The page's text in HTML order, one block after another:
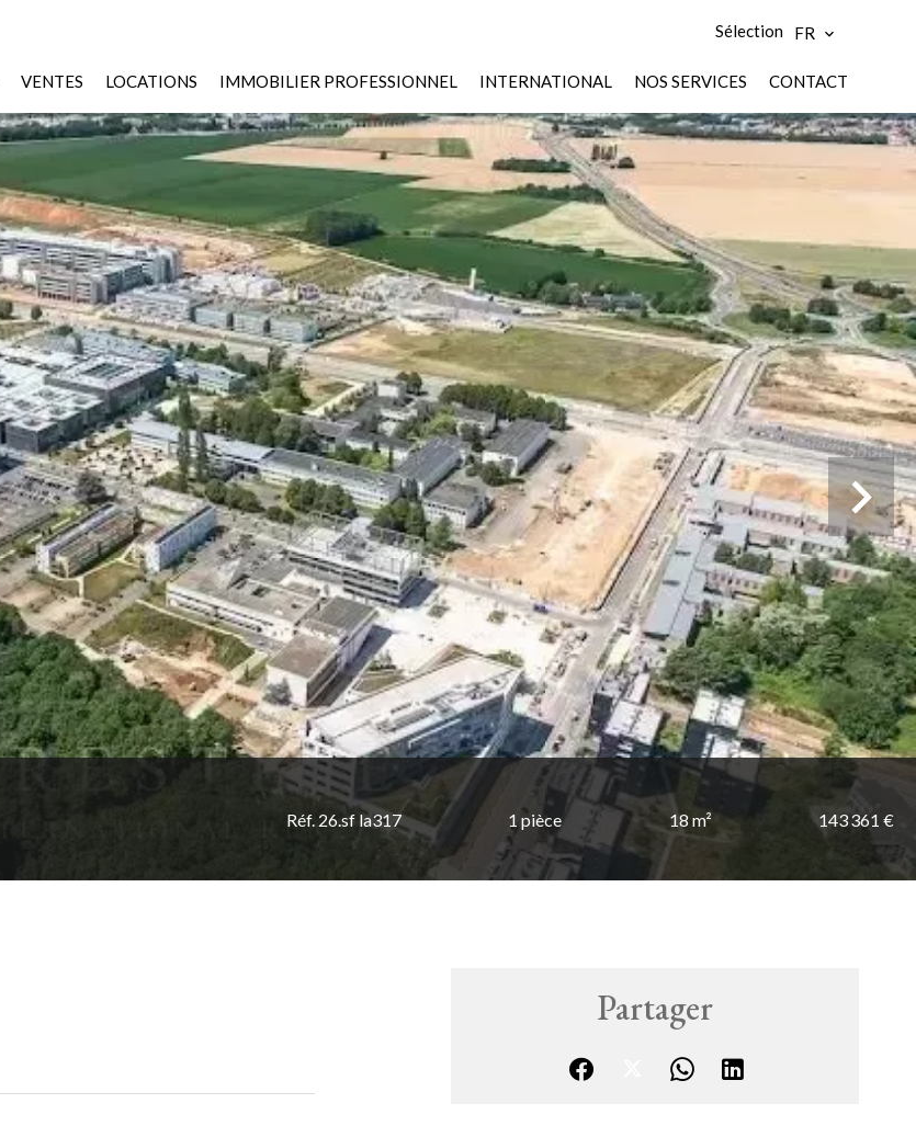
Sélection FR
VENTES LOCATIONS IMMOBILIER PROFESSIONNEL INTERNATIONAL NOS SERVICES CONTACT
Réf. 26.sf la317 1 pièce 18 m² 143 361 €
Partager